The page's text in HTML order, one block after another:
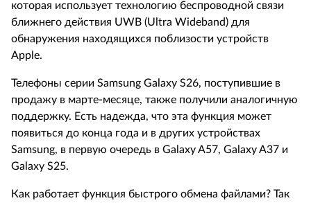
которая использует технологию беспроводной связи
ближнего действия UWB (Ultra Wideband) для
обнаружения находящихся поблизости устройств
Apple.
Телефоны серии Samsung Galaxy S26, поступившие в
продажу в марте-месяце, также получили аналогичную
поддержку. Есть надежда, что эта функция может
появиться до конца года и в других устройствах
Samsung, в первую очередь в Galaxy A57, Galaxy A37 и
Galaxy S25.
Как работает функция быстрого обмена файлами? Так